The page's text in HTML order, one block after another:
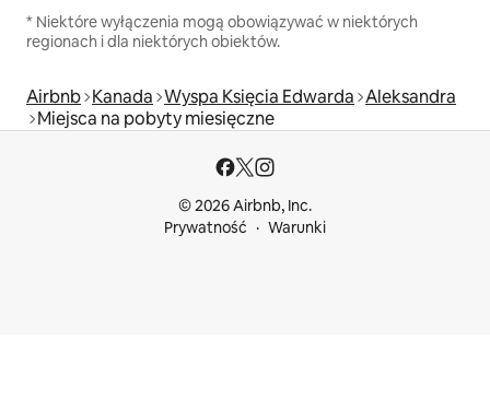
* Niektóre wyłączenia mogą obowiązywać w niektórych
regionach i dla niektórych obiektów.
Airbnb Kanada Wyspa Księcia Edwarda Aleksandra
Miejsca na pobyty miesięczne
© 2026 Airbnb, Inc.
Prywatność
Warunki